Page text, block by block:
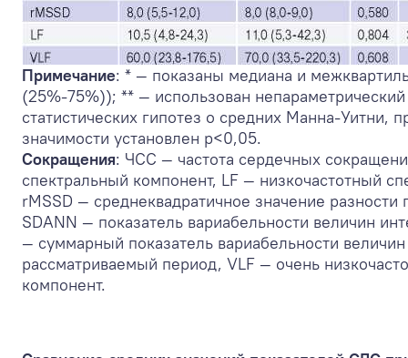
Примечание: * — показаны медиана и
(25%-75%)); ** — использован
статистических гипотез о средних Манна-Уитни,
значимости установлен р<0,05.
Сокращения: ЧСС — частота сердечных
спектральный компонент, LF — низкочастотный
rMSSD — среднеквадратичное значение разности
SDANN — показатель вариабельности величин
— суммарный показатель вариабельности величин
рассматриваемый период, VLF — очень
компонент.